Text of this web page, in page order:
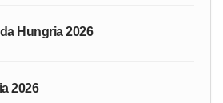
Hungria 2026
2026